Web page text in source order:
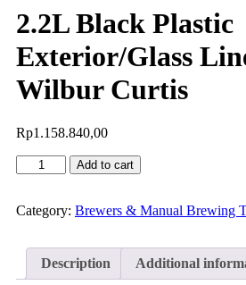
2.2L Black Plastic
Exterior/Glass
Wilbur Curtis
Rp1.158.840,00
Add to cart
Category: Brewers & Manual Brewing
Description Additional